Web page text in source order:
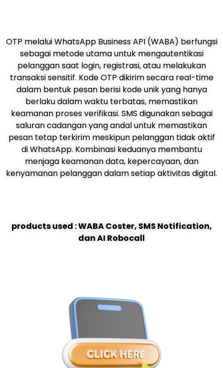
OTP melalui WhatsApp Business API (WABA) berfungsi
sebagai metode utama untuk mengautentikasi
pelanggan saat login, registrasi, atau melakukan
transaksi sensitif. Kode OTP dikirim secara real-time
dalam bentuk pesan berisi kode unik yang hanya
berlaku dalam waktu terbatas, memastikan
keamanan proses verifikasi. SMS digunakan sebagai
saluran cadangan yang andal untuk memastikan
pesan tetap terkirim meskipun pelanggan tidak aktif
di WhatsApp. Kombinasi keduanya membantu
menjaga keamanan data, kepercayaan, dan
kenyamanan pelanggan dalam setiap aktivitas digital.
products used : WABA Coster, SMS Notification,
dan AI Robocall